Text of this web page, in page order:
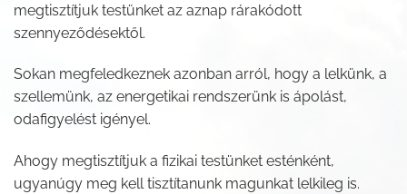
megtisztítjuk testünket az aznap rárakódott
szennyeződésektől.
Sokan megfeledkeznek azonban arról, hogy a lelkünk, a
szellemünk, az energetikai rendszerünk is ápolást,
odafigyelést igényel.
Ahogy megtisztítjuk a fizikai testünket esténként,
ugyanúgy meg kell tisztítanunk magunkat lelkileg is.